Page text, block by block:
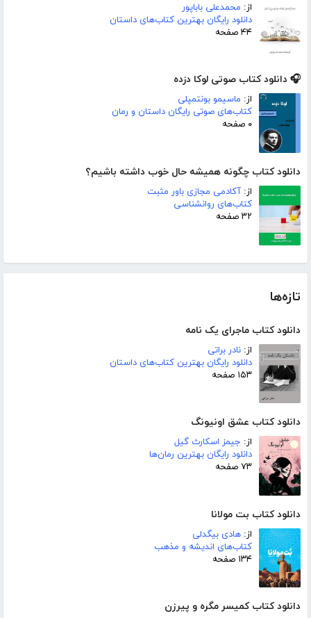
از: محمدعلی باباپور
دانلود رایگان بهترین کتاب‌های داستان
۴۴ صفحه
🎧 دانلود کتاب صوتی لوکا دزده
از: ماسیمو بونتمپلی
کتاب‌های صوتی رایگان داستان و رمان
۰ صفحه
دانلود کتاب چگونه همیشه حال خوب داشته باشیم؟
از: آکادمی مجازی باور مثبت
کتاب‌های روانشناسی
۳۲ صفحه
تازه‌ها
دانلود کتاب ماجرای یک نامه
از: نادر براتی
دانلود رایگان بهترین کتاب‌های داستان
۱۵۳ صفحه
دانلود کتاب عشق اونیونگ
از: جیمز اسکارث گیل
دانلود رایگان بهترین رمان‌ها
۷۳ صفحه
دانلود کتاب بت مولانا
از: هادی بیگدلی
کتاب‌های اندیشه و مذهب
۱۳۴ صفحه
دانلود کتاب کمیسر مگره و پیرزن